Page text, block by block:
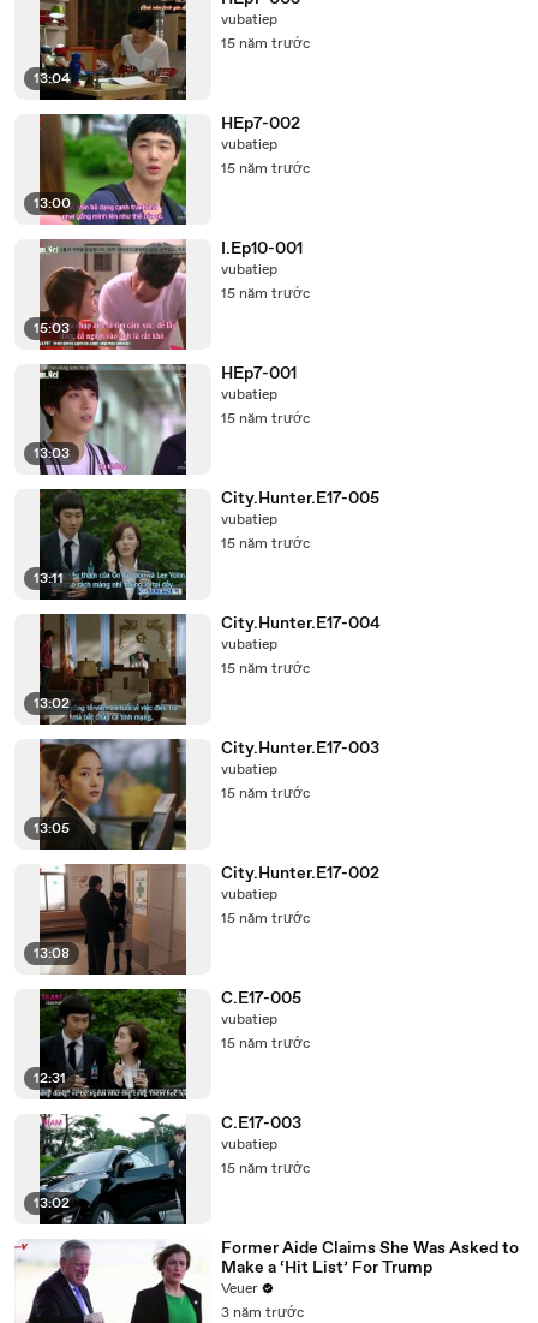
13:04
vubatiep
15 năm trước
13:00
HEp7-002
vubatiep
15 năm trước
15:03
I.Ep10-001
vubatiep
15 năm trước
13:03
HEp7-001
vubatiep
15 năm trước
13:11
City.Hunter.E17-005
vubatiep
15 năm trước
13:02
City.Hunter.E17-004
vubatiep
15 năm trước
13:05
City.Hunter.E17-003
vubatiep
15 năm trước
13:08
City.Hunter.E17-002
vubatiep
15 năm trước
12:31
C.E17-005
vubatiep
15 năm trước
13:02
C.E17-003
vubatiep
15 năm trước
Former Aide Claims She Was Asked to
Make a ‘Hit List’ For Trump
Veuer
3 năm trước